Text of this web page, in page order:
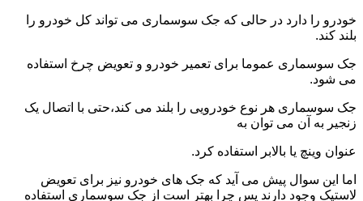
خودرو را دارد در حالی که جک سوسماری می تواند کل خودرو را
بلند کند.
جک سوسماری عموما برای تعمیر خودرو و تعویض چرخ استفاده
می شود.
جک سوسماری هر نوع خودرویی را بلند می کند،حتی با اتصال یک
زنجیر به آن می توان به
عنوان وینچ یا بالابر استفاده کرد.
اما این سوال پیش می آید که جک های خودرو نیز برای تعویض
لاستیک وجود دارند پس چرا بهتر است از جک سوسماری استفاده